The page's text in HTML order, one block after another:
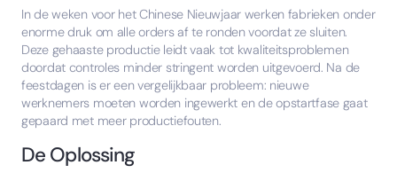
In de weken voor het Chinese Nieuwjaar werken fabrieken onder
enorme druk om alle orders af te ronden voordat ze sluiten.
Deze gehaaste productie leidt vaak tot kwaliteitsproblemen
doordat controles minder stringent worden uitgevoerd. Na de
feestdagen is er een vergelijkbaar probleem: nieuwe
werknemers moeten worden ingewerkt en de opstartfase gaat
gepaard met meer productiefouten.
De Oplossing